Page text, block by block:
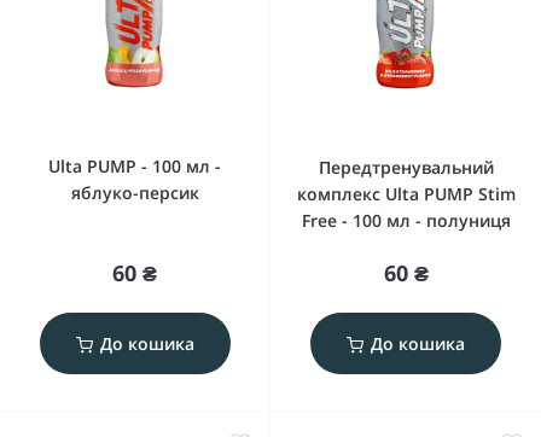
Ulta PUMP - 100 мл -
яблуко-персик
60 ₴
До кошика
Передтренувальний
комплекс Ulta PUMP Stim
Free - 100 мл - полуниця
60 ₴
До кошика